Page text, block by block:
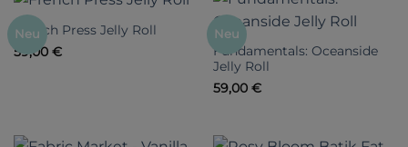
Neu
French Press Jelly Roll
59,00 €
Neu
Fundamentals: Oceanside
Jelly Roll
59,00 €